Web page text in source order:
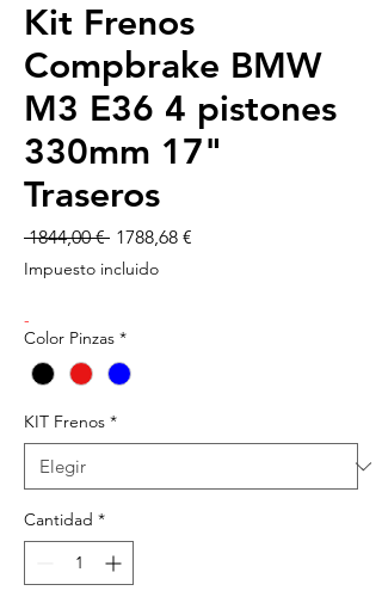
Kit Frenos
Compbrake BMW
M3 E36 4 pistones
330mm 17"
Traseros
1844,00 € Precio
1788,68 €
Impuesto incluido
-
Color Pinzas *
KIT Frenos *
Cantidad *